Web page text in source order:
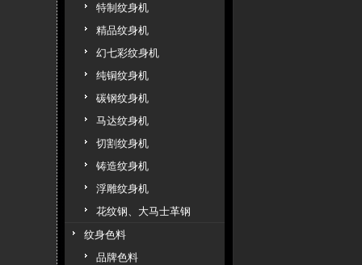
特制纹身机
精品纹身机
幻七彩纹身机
纯铜纹身机
碳钢纹身机
马达纹身机
切割纹身机
铸造纹身机
浮雕纹身机
花纹钢、大马士革钢
纹身色料
品牌色料